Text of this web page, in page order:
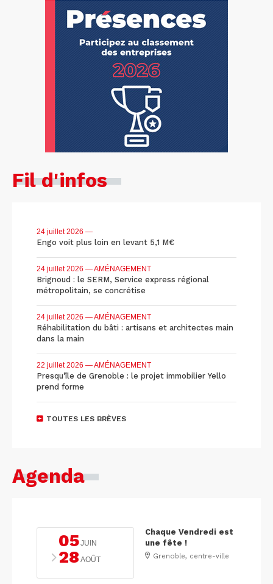
Fil d'infos
24 juillet 2026 —
Engo voit plus loin en levant 5,1 M€
24 juillet 2026 — AMÉNAGEMENT
Brignoud : le SERM, Service express régional
métropolitain, se concrétise
24 juillet 2026 — AMÉNAGEMENT
Réhabilitation du bâti : artisans et architectes main
dans la main
22 juillet 2026 — AMÉNAGEMENT
Presqu'île de Grenoble : le projet immobilier Yello
prend forme
TOUTES LES BRÈVES
Agenda
05JUIN
28 AOÛT
Chaque Vendredi est
une fête !
Grenoble, centre-ville